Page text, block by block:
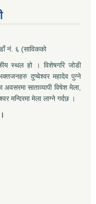
नं. ६ (साविकको
स्थल हो । विशेषगरि जोडी
दुप्चेश्वर महादेव पुग्ने
अवसरमा साताव्यापी विषेश मेला,
मन्दिरमा मेला लाग्ने गर्दछ ।